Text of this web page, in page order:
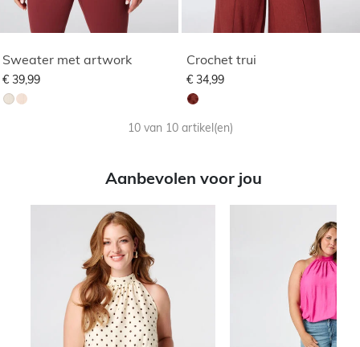
Sweater met artwork
€ 39,99
Crochet trui
€ 34,99
10 van 10 artikel(en)
Aanbevolen voor jou